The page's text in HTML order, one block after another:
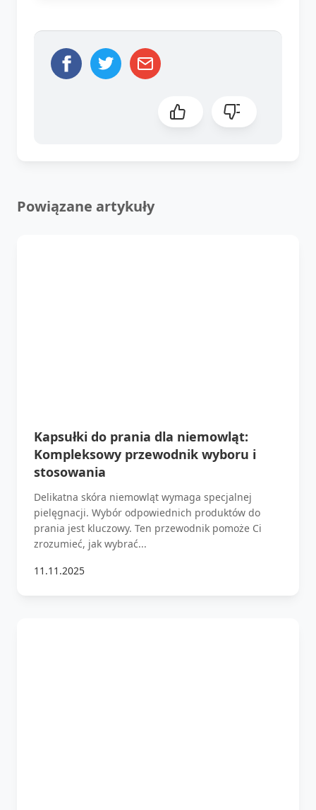
Powiązane artykuły
Kapsułki do prania dla niemowląt:
Kompleksowy przewodnik wyboru i
stosowania
Delikatna skóra niemowląt wymaga specjalnej
pielęgnacji. Wybór odpowiednich produktów do
prania jest kluczowy. Ten przewodnik pomoże Ci
zrozumieć, jak wybrać...
11.11.2025